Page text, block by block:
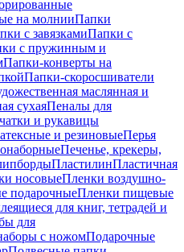
на молнииПапки
с завязкамиПапки с
с пружинным и
Папки-конверты на
Папки-скоросшиватели
маслянная и
сухаяПеналы для
и рукавицы
и резиновыеПерья
Печенье, крекеры,
ПластилинПластичная
носовыеПленки воздушно-
подарочныеПленки пищевые
для книг, тетрадей и
для
с ножомПодарочные